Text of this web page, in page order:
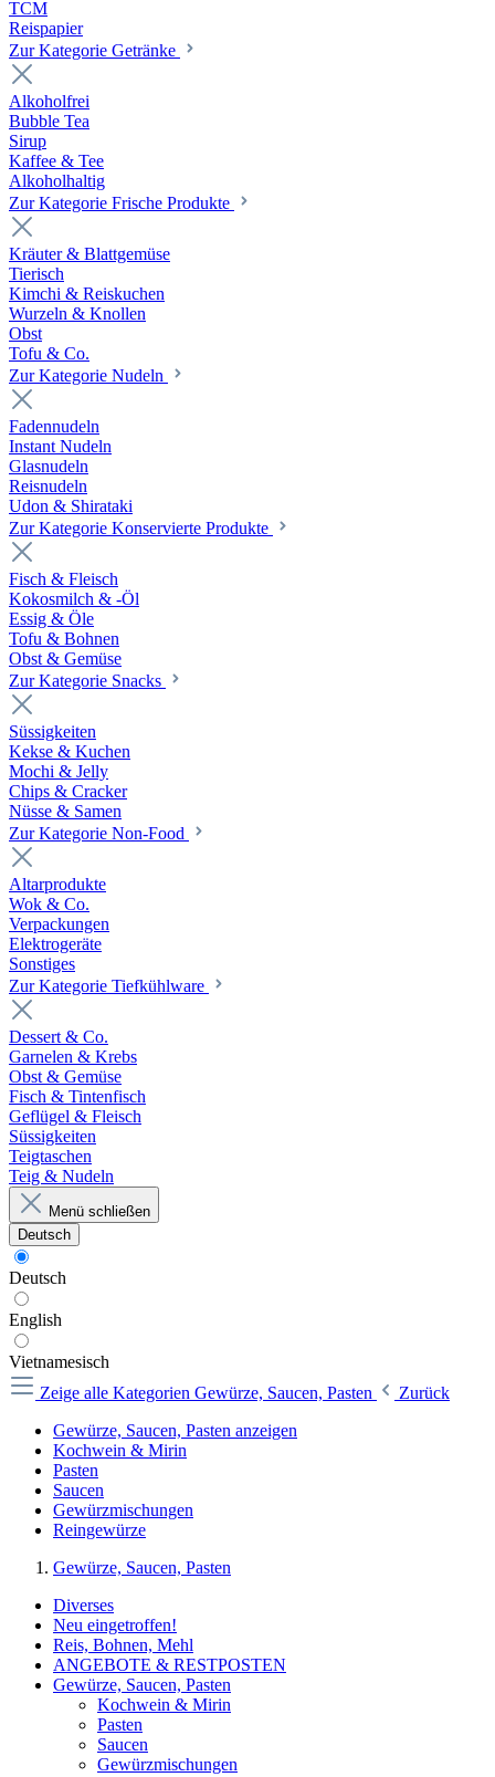
TCM
Reispapier
Zur Kategorie Getränke
Alkoholfrei
Bubble Tea
Sirup
Kaffee & Tee
Alkoholhaltig
Zur Kategorie Frische Produkte
Kräuter & Blattgemüse
Tierisch
Kimchi & Reiskuchen
Wurzeln & Knollen
Obst
Tofu & Co.
Zur Kategorie Nudeln
Fadennudeln
Instant Nudeln
Glasnudeln
Reisnudeln
Udon & Shirataki
Zur Kategorie Konservierte Produkte
Fisch & Fleisch
Kokosmilch & -Öl
Essig & Öle
Tofu & Bohnen
Obst & Gemüse
Zur Kategorie Snacks
Süssigkeiten
Kekse & Kuchen
Mochi & Jelly
Chips & Cracker
Nüsse & Samen
Zur Kategorie Non-Food
Altarprodukte
Wok & Co.
Verpackungen
Elektrogeräte
Sonstiges
Zur Kategorie Tiefkühlware
Dessert & Co.
Garnelen & Krebs
Obst & Gemüse
Fisch & Tintenfisch
Geflügel & Fleisch
Süssigkeiten
Teigtaschen
Teig & Nudeln
Menü schließen
Deutsch
Deutsch
English
Vietnamesisch
Zeige alle Kategorien Gewürze, Saucen, Pasten
Zurück
Gewürze, Saucen, Pasten anzeigen
Kochwein & Mirin
Pasten
Saucen
Gewürzmischungen
Reingewürze
Gewürze, Saucen, Pasten
Diverses
Neu eingetroffen!
Reis, Bohnen, Mehl
ANGEBOTE & RESTPOSTEN
Gewürze, Saucen, Pasten
Kochwein & Mirin
Pasten
Saucen
Gewürzmischungen